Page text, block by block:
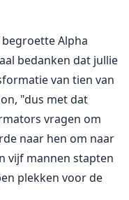
ik de informatie
Alpha Vega zodat
team,"
Beta," zei hij. "Mijn
zijn. Ze hebben
en hun partners
valt niet te
Alpha
bedanken dat jullie
van tien van
"dus met dat
vragen om
naar hen om naar
vijf mannen stapten
plekken voor de